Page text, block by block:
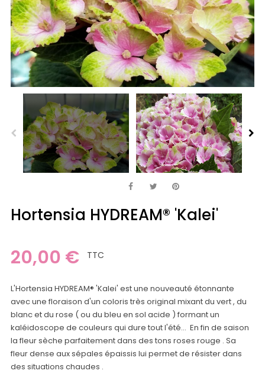
Hortensia HYDREAM® 'Kalei'
20,00 € TTC
L'Hortensia HYDREAM® 'Kalei' est une nouveauté étonnante
avec une floraison d'un coloris très original mixant du vert , du
blanc et du rose ( ou du bleu en sol acide ) formant un
kaléidoscope de couleurs qui dure tout l'été... En fin de saison
la fleur sèche parfaitement dans des tons roses rouge . Sa
fleur dense aux sépales épaissis lui permet de résister dans
des situations chaudes .